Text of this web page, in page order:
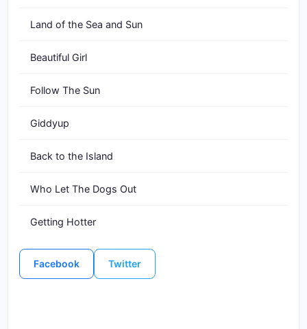
Land of the Sea and Sun
Beautiful Girl
Follow The Sun
Giddyup
Back to the Island
Who Let The Dogs Out
Getting Hotter
Facebook Twitter